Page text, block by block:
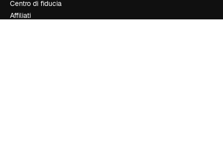
Centro di fiducia
Affiliati